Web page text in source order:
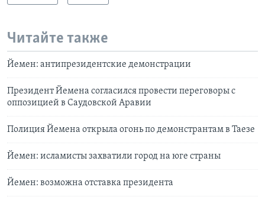
Читайте также
Йемен: антипрезидентские демонстрации
Президент Йемена согласился провести переговоры с
оппозицией в Саудовской Аравии
Полиция Йемена открыла огонь по демонстрантам в Таезе
Йемен: исламисты захватили город на юге страны
Йемен: возможна отставка президента